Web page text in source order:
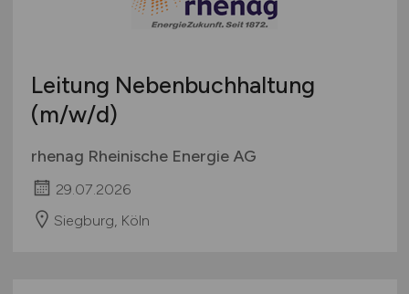
Leitung Nebenbuchhaltung
(m/w/d)
rhenag Rheinische Energie AG
29.07.2026
Siegburg, Köln